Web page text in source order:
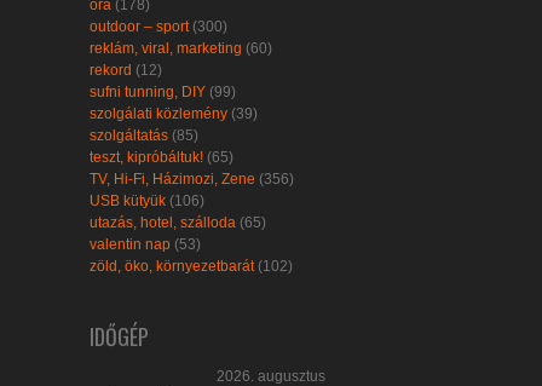
óra (178)
outdoor – sport (300)
reklám, viral, marketing (60)
rekord (12)
sufni tunning, DIY (99)
szolgálati közlemény (39)
szolgáltatás (85)
teszt, kipróbáltuk! (65)
TV, Hi-Fi, Házimozi, Zene (356)
USB kütyük (106)
utazás, hotel, szálloda (65)
valentin nap (53)
zöld, öko, környezetbarát (102)
IDŐGÉP
2026. augusztus